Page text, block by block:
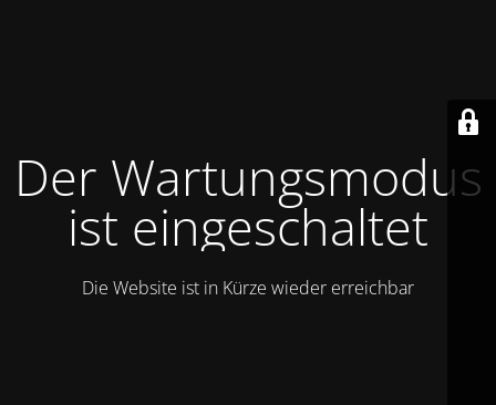
Der Wartungsmodus
ist eingeschaltet
Die Website ist in Kürze wieder erreichbar